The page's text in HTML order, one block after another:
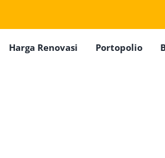
Harga Renovasi Portopolio